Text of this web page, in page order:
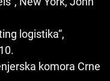
logistika“,
komora Crne